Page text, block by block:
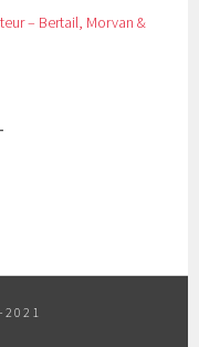
– Bertail, Morvan &
2021